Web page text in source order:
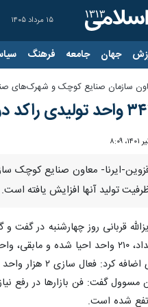
۱۵ مرداد ۱۴۰۵
جهان جامعه فرهنگ
سازمان صنایع کوچک و شهرک‌های
شهرک‌های صنعتی کشور احیا شد